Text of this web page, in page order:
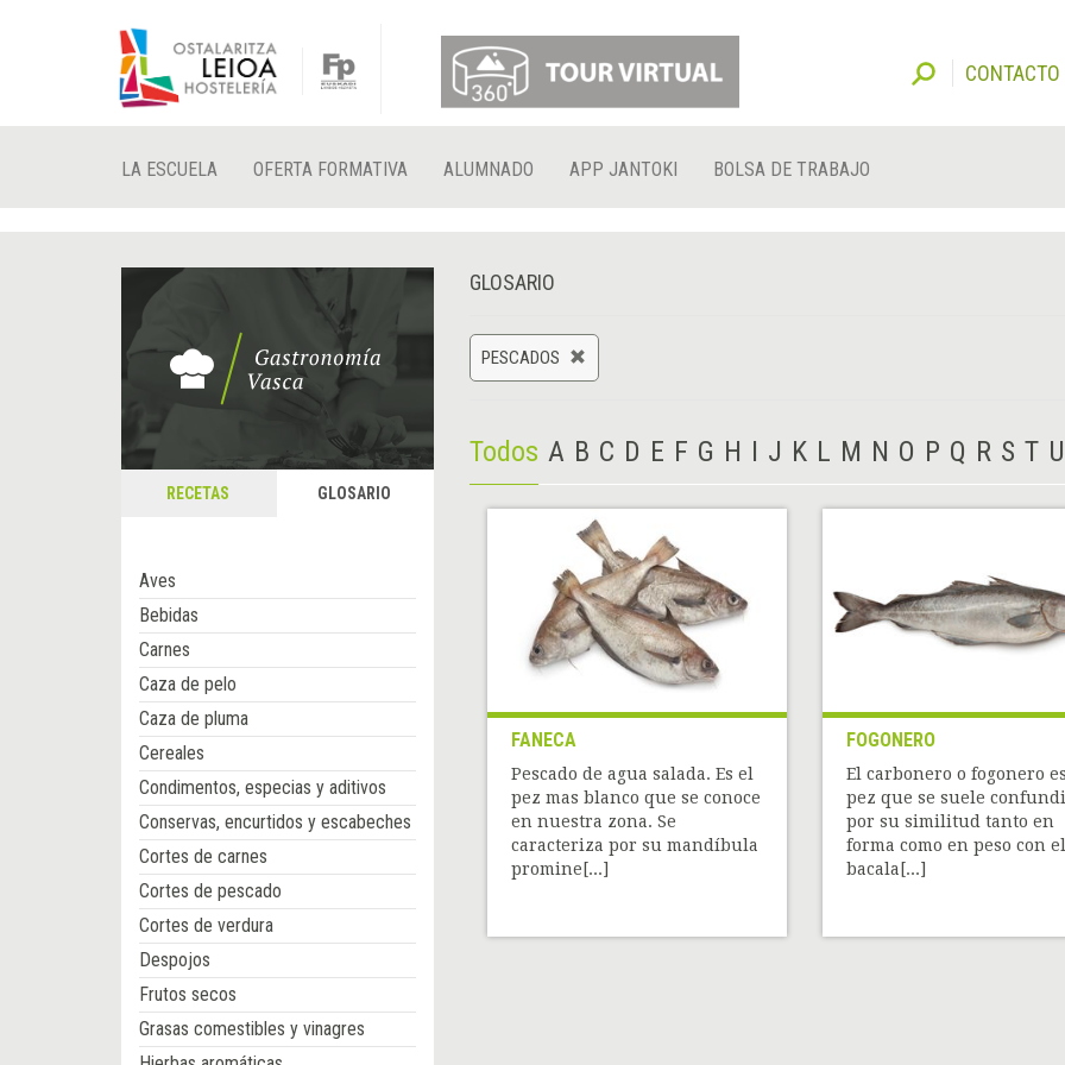
CONTACTO
LA ESCUELA OFERTA FORMATIVA ALUMNADO APP JANTOKI BOLSA DE TRABAJO
RECETAS GLOSARIO
Aves
Bebidas
Carnes
Caza de pelo
Caza de pluma
Cereales
Condimentos, especias y aditivos
Conservas, encurtidos y escabeches
Cortes de carnes
Cortes de pescado
Cortes de verdura
Despojos
Frutos secos
Grasas comestibles y vinagres
GLOSARIO
PESCADOS
Todos A B C D E F G H I J K L M N O P Q R S T U
FANECA
Pescado de agua salada. Es el
pez mas blanco que se conoce
en nuestra zona. Se
caracteriza por su mandíbula
promine[...]
FOGONERO
El carbonero o fogonero
pez que se suele
por su similitud tanto en
forma como en peso con el
bacala[...]